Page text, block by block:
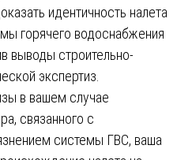
идентичность налета
горячего водоснабжения
выводы строительно-
экспертиз.
в вашем случае
связанного с
системы ГВС, ваша